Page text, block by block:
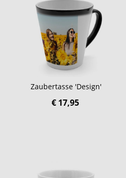
Zaubertasse 'Design'
€ 17,95